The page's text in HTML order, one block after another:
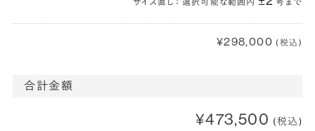
¥298,000 (税込)
合計金額
¥473,500 (税込)